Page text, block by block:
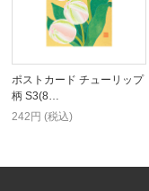
ポストカード チューリップ
柄 S3(8…
242円 (税込)